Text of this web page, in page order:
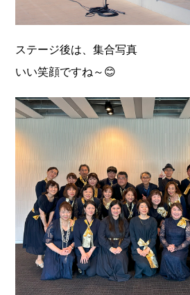
ステージ後は、集合写真
いい笑顔ですね～😊